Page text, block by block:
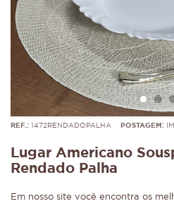
REF.: 1472RENDADOPALHA POSTAGEM:
Lugar Americano
Rendado Palha
Em nosso site você encontra os